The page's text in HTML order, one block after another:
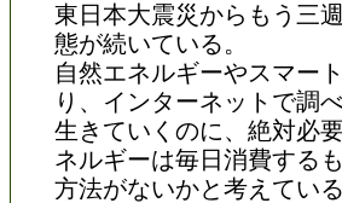
東日本大震災からもう三
態が続いている。
自然エネルギーやスマー
り、インターネットで調
生きていくのに、絶対必
ネルギーは毎日消費する
方法がないかと考えている